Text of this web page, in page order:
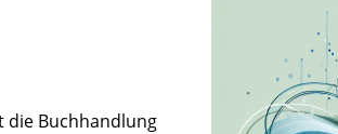
die Buchhandlung